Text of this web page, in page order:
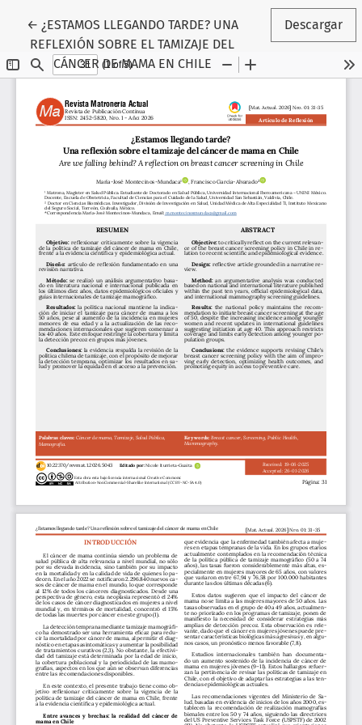
← Volver a los detalles del artículo
¿ESTAMOS LLEGANDO TARDE? UNA
REFLEXIÓN SOBRE EL TAMIZAJE DEL
CÁNCER DE MAMA EN CHILE
Descargar